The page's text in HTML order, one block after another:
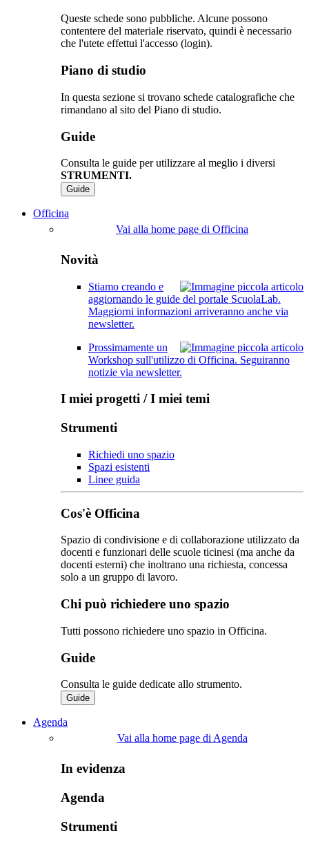
Queste schede sono pubbliche. Alcune possono
contentere del materiale riservato, quindi è necessario
che l'utete effettui l'accesso (login).
Piano di studio
In questa sezione si trovano schede catalografiche che
rimandano al sito del Piano di studio.
Guide
Consulta le guide per utilizzare al meglio i diversi
STRUMENTI.
Guide
Officina
Vai alla home page di Officina
Novità
Stiamo creando e
aggiornando le guide del portale ScuolaLab.
Maggiorni informazioni arriveranno anche via
newsletter.
Prossimamente un
Workshop sull'utilizzo di Officina. Seguiranno
notizie via newsletter.
I miei progetti / I miei temi
Strumenti
Richiedi uno spazio
Spazi esistenti
Linee guida
Cos'è Officina
Spazio di condivisione e di collaborazione utilizzato da
docenti e funzionari delle scuole ticinesi (ma anche da
docenti esterni) che inoltrano una richiesta, concessa
solo a un gruppo di lavoro.​
Chi può richiedere uno spazio
Tutti possono richiedere uno spazio in Officina.
Guide
Consulta le guide dedicate allo strumento.
Guide
Agenda
Vai alla home page di Agenda
In evidenza
Agenda
Strumenti